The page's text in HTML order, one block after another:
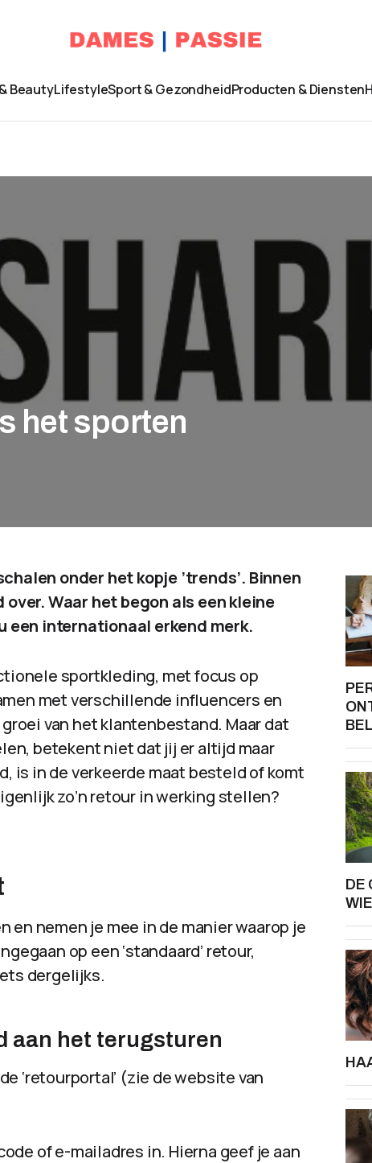
BeautyLifestyleSport & GezondheidProducten & Diensten
het sporten
onder het kopje ’trends’. Binnen
Waar het begon als een kleine
een internationaal erkend merk.
sportkleding, met focus op
met verschillende influencers en
van het klantenbestand. Maar dat
betekent niet dat jij er altijd maar
is in de verkeerde maat besteld of komt
zo’n retour in werking stellen?
en nemen je mee in de manier waarop je
op een ‘standaard’ retour,
dergelijks.
aan het terugsturen
‘retourportal’ (zie de website van
of e-mailadres in. Hierna geef je aan
DE